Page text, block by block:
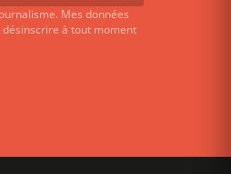
Mes données
désinscrire à tout moment